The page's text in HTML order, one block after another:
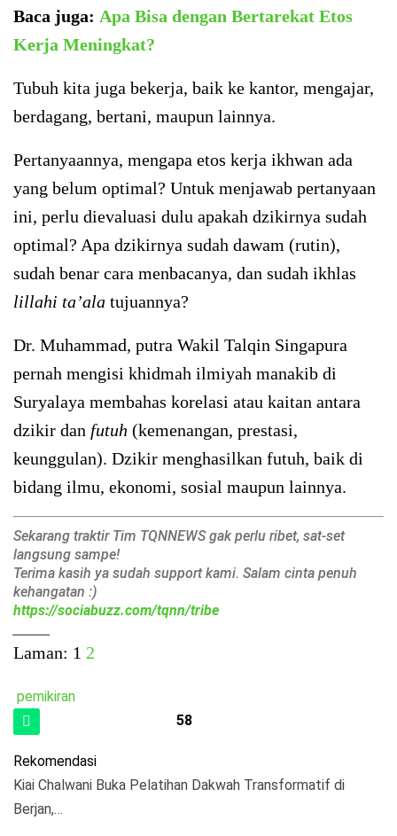
Baca juga: Apa Bisa dengan Bertarekat Etos
Kerja Meningkat?
Tubuh kita juga bekerja, baik ke kantor, mengajar,
berdagang, bertani, maupun lainnya.
Pertanyaannya, mengapa etos kerja ikhwan ada
yang belum optimal? Untuk menjawab pertanyaan
ini, perlu dievaluasi dulu apakah dzikirnya sudah
optimal? Apa dzikirnya sudah dawam (rutin),
sudah benar cara menbacanya, dan sudah ikhlas
lillahi ta’ala tujuannya?
Dr. Muhammad, putra Wakil Talqin Singapura
pernah mengisi khidmah ilmiyah manakib di
Suryalaya membahas korelasi atau kaitan antara
dzikir dan futuh (kemenangan, prestasi,
keunggulan). Dzikir menghasilkan futuh, baik di
bidang ilmu, ekonomi, sosial maupun lainnya.
Sekarang traktir Tim TQNNEWS gak perlu ribet, sat-set
langsung sampe!
Terima kasih ya sudah support kami. Salam cinta penuh
kehangatan :)
https://sociabuzz.com/tqnn/tribe
Laman: 1 2
pemikiran
58
Rekomendasi
Kiai Chalwani Buka Pelatihan Dakwah Transformatif di
Berjan,…